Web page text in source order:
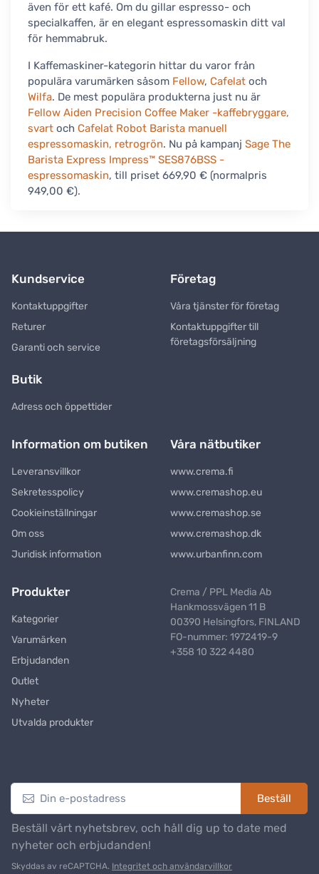
även för ett kafé. Om du gillar espresso- och
specialkaffen, är en elegant espressomaskin ditt val
för hemmabruk.
I Kaffemaskiner-kategorin hittar du varor från
populära varumärken såsom Fellow, Cafelat och
Wilfa. De mest populära produkterna just nu är
Fellow Aiden Precision Coffee Maker -kaffebryggare,
svart och Cafelat Robot Barista manuell
espressomaskin, retrogrön. Nu på kampanj Sage The
Barista Express Impress™ SES876BSS -
espressomaskin, till priset 669,90 € (normalpris
949,00 €).
Kundservice
Kontaktuppgifter
Returer
Garanti och service
Företag
Våra tjänster för företag
Kontaktuppgifter till
företagsförsäljning
Butik
Adress och öppettider
Information om butiken
Leveransvillkor
Sekretesspolicy
Cookieinställningar
Om oss
Juridisk information
Våra nätbutiker
www.crema.fi
www.cremashop.eu
www.cremashop.se
www.cremashop.dk
www.urbanfinn.com
Produkter
Kategorier
Varumärken
Erbjudanden
Outlet
Nyheter
Utvalda produkter
Crema / PPL Media Ab
Hankmossvägen 11 B
00390 Helsingfors, FINLAND
FO-nummer: 1972419-9
+358 10 322 4480
Beställ
Beställ vårt nyhetsbrev, och håll dig up to date med
nyheter och erbjudanden!
Skyddas av reCAPTCHA. Integritet och användarvillkor